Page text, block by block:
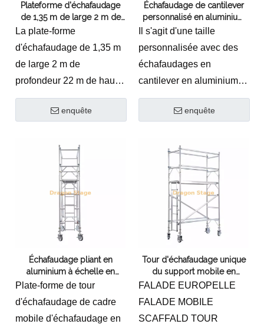
Plateforme d'échafaudage
de 1,35 m de large 2 m de
profondeur de 22 m de
La plate-forme
d'échafaudage de 1,35 m
de large 2 m de
profondeur 22 m de haut
pour la plongée est une
solution polyvalente de
répondre aux divers
besoins de la formation et
des compétitions de
plongée. Son ingénierie
de précision, sa hauteur
réglable, sa construction
caractéristiques de
indispensable pour les
professionnels et les
enquête
Échafaudage de cantilever
personnalisé en aluminium
pour la lumière suspendue
Il s'agit d'une taille
personnalisée avec des
échafaudages en
cantilever en aluminium
en aluminium standard en
aluminium en
globale 3 m,
l'échafaudage standard
de 1,35 m de large et 2 m
de profondeur
enquête
Échafaudage pliant en
aluminium à échelle en
mouvement personnalisé
Plate-forme de tour
d'échafaudage de cadre
mobile d'échafaudage en
Tour d'échafaudage unique
du support mobile en
aluminium
FALADE EUROPELLE
FALADE MOBILE
SCAFFALD TOUR